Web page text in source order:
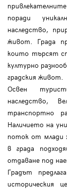
поради
наследство,
живот. Града
които търсят
културно
градския живот.
Освен
наследство,
транспортно
Наличието на
поток от млади
в града
отдаване под
Градът
историческия